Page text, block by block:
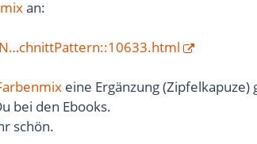
an:
eine Ergänzung (Zipfelkapuze)
bei den Ebooks.
schön.